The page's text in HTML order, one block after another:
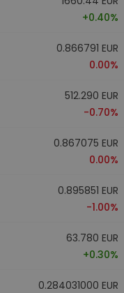
+0.40%
0.866791 EUR
0.00%
512.290 EUR
-0.70%
0.867075 EUR
0.00%
0.895851 EUR
-1.00%
63.780 EUR
+0.30%
0.284031000 EUR